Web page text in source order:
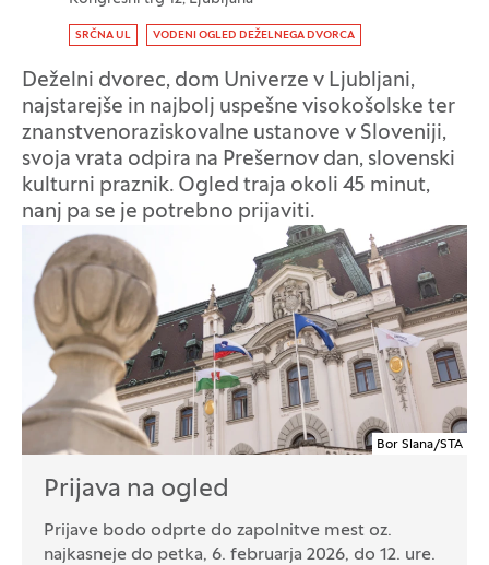
Oznaka dogodka
SRČNA UL VODENI OGLED DEŽELNEGA DVORCA
Deželni dvorec, dom Univerze v Ljubljani,
najstarejše in najbolj uspešne visokošolske ter
znanstvenoraziskovalne ustanove v Sloveniji,
svoja vrata odpira na Prešernov dan, slovenski
kulturni praznik. Ogled traja okoli 45 minut,
nanj pa se je potrebno prijaviti.
Bor Slana/STA
Prijava na ogled
Prijave bodo odprte do zapolnitve mest oz.
najkasneje do petka, 6. februarja 2026, do 12. ure.